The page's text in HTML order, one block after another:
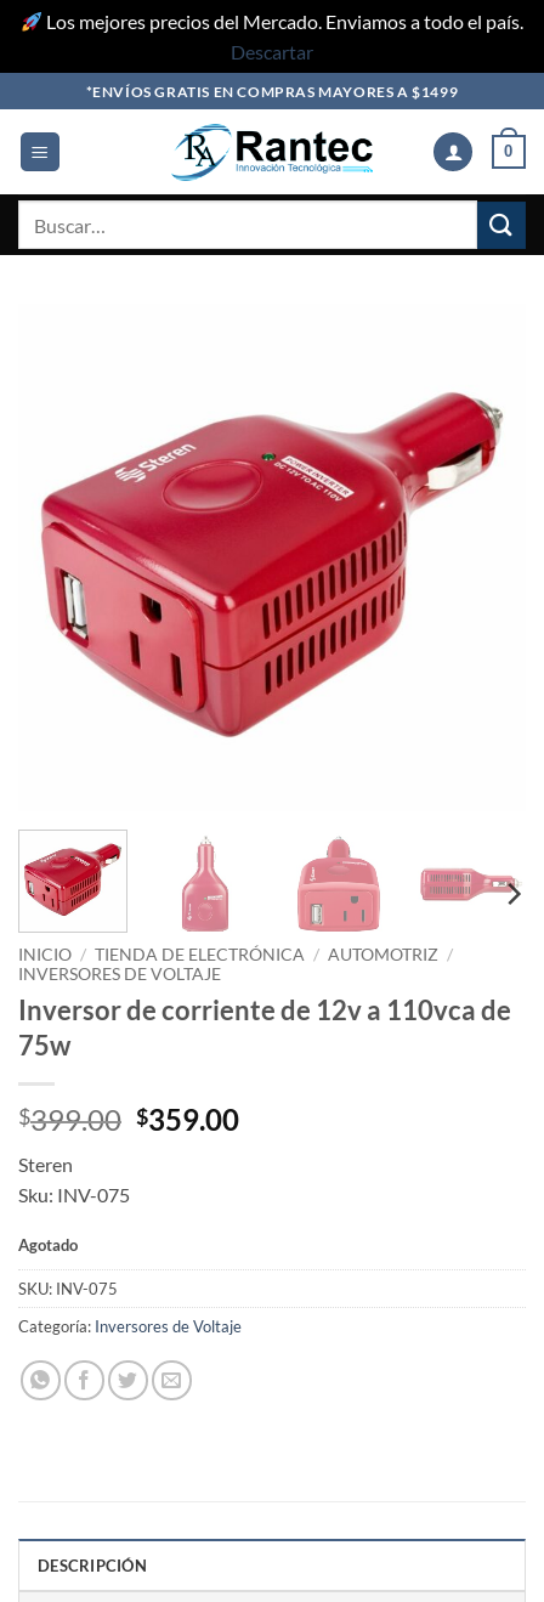
Los mejores precios del Mercado. Enviamos a todo el país.
Descartar
to
content
*ENVÍOS GRATIS EN COMPRAS MAYORES A $1499
0
INICIO / TIENDA DE ELECTRÓNICA / AUTOMOTRIZ /
INVERSORES DE VOLTAJE
Inversor de corriente de 12v a 110vca de
75w
$399.00 Original
$359.00Current
Steren
Sku: INV-075
Agotado
SKU: INV-075
Categoría: Inversores de Voltaje
DESCRIPCIÓN